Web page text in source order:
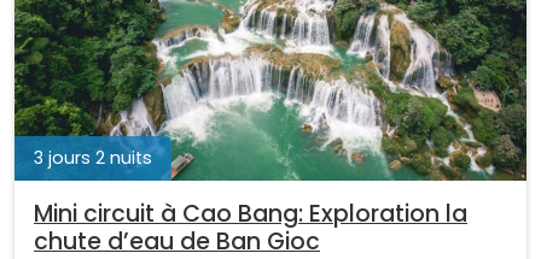
3 jours 2 nuits
Mini circuit à Cao Bang: Exploration la
chute d’eau de Ban Gioc